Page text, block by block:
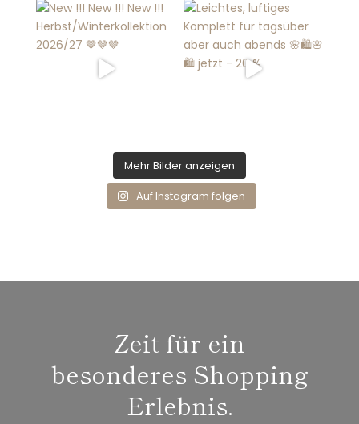
Mehr Bilder anzeigen
Auf Instagram folgen
Zeit für ein
besonderes Shopping
Erlebnis.